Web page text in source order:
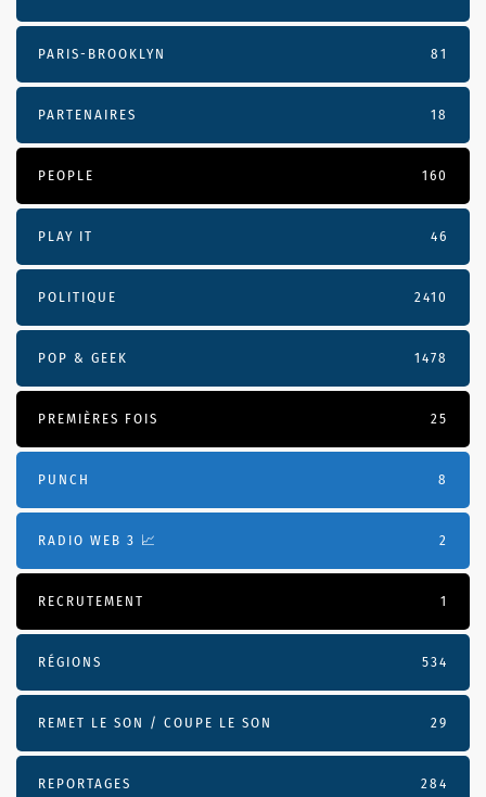
PARIS-BROOKLYN 81
PARTENAIRES 18
PEOPLE 160
PLAY IT 46
POLITIQUE 2410
POP & GEEK 1478
PREMIÈRES FOIS 25
PUNCH 8
RADIO WEB 3 📈 2
RECRUTEMENT 1
RÉGIONS 534
REMET LE SON / COUPE LE SON 29
REPORTAGES 284